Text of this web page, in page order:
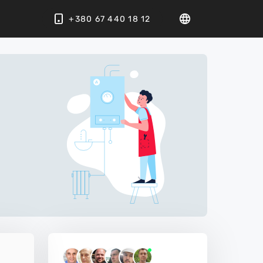
+380 67 440 18 12